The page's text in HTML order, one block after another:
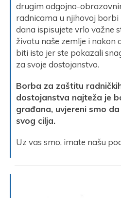
drugim odgojno-
radnicama u njihovoj borbi
dana ispisujete vrlo važne
životu naše zemlje i nakon
biti isto jer ste pokazali
za svoje dostojanstvo.
Borba za zaštitu
dostojanstva najteža je
građana, uvjereni smo
svog cilja.
Uz vas smo, imate našu